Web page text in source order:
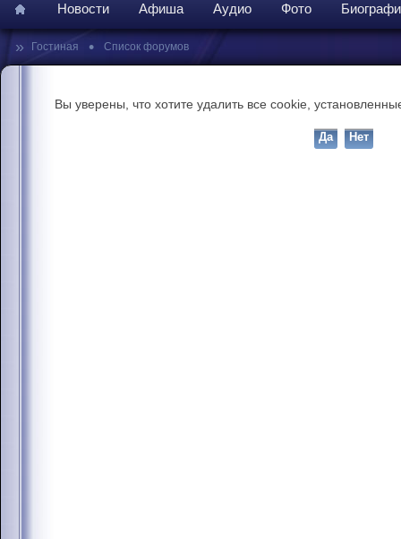
Новости Афиша Аудио Фото
» Гостиная • Список форумов
Вы уверены, что хотите удалить все cookie,